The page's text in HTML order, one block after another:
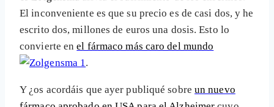
El inconveniente es que su precio es de casi dos, y he
escrito dos, millones de euros una dosis. Esto lo
convierte enel fármaco más caro del mundo
.
Y ¿os acordáis que ayer publiqué sobre un nuevo